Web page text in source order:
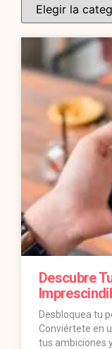
Descubre
Desbloquea tu
Conviértete en
tus ambiciones